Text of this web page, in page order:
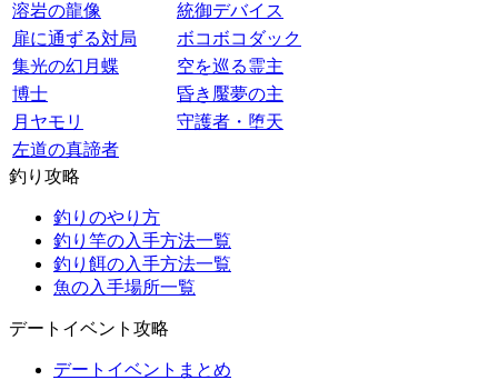
溶岩の龍像
統御デバイス
扉に通ずる対局
ボコボコダック
集光の幻月蝶
空を巡る霊主
博士
昏き魘夢の主
月ヤモリ
守護者・堕天
左道の真諦者
釣り攻略
釣りのやり方
釣り竿の入手方法一覧
釣り餌の入手方法一覧
魚の入手場所一覧
デートイベント攻略
デートイベントまとめ